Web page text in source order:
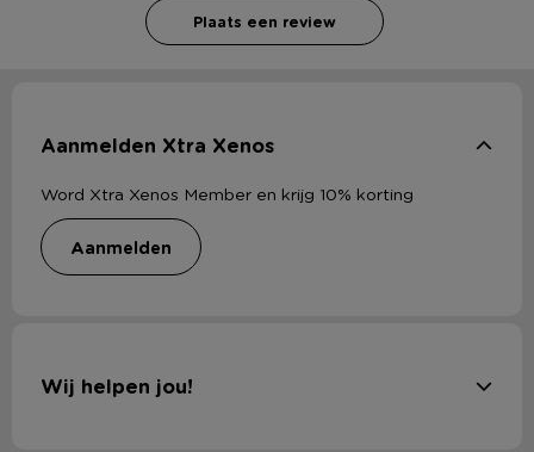
Plaats een review
Aanmelden Xtra Xenos
Word Xtra Xenos Member en krijg 10% korting
aanmelden
Wij helpen jou!